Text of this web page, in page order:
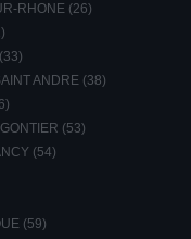
RHONE (26)
ANDRE (38)
(53)
(54)
(59)